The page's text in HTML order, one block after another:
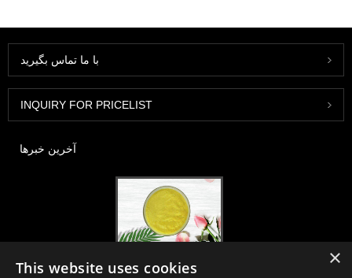
با ما تماس بگیرید
INQUIRY FOR PRICELIST
آخرین خبرها
×
This website uses cookies